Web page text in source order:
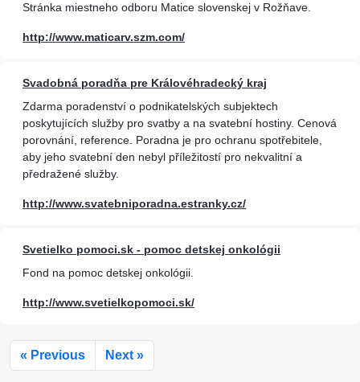
Stránka miestneho odboru Matice slovenskej v Rožňave.
http://www.maticarv.szm.com/
Svadobná poradňa pre Královéhradecký kraj
Zdarma poradenství o podnikatelských subjektech
poskytujících služby pro svatby a na svatební hostiny. Cenová
porovnání, reference. Poradna je pro ochranu spotřebitele,
aby jeho svatební den nebyl příležitostí pro nekvalitní a
předražené služby.
http://www.svatebniporadna.estranky.cz/
Svetielko pomoci.sk - pomoc detskej onkológii
Fond na pomoc detskej onkológii.
http://www.svetielkopomoci.sk/
« Previous Next »